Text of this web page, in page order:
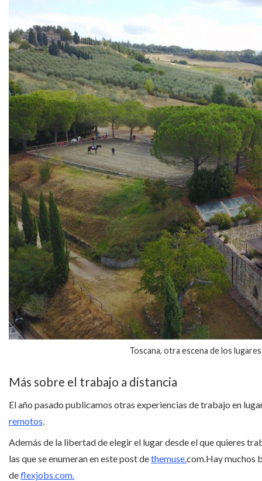
Toscana, otra escena de los
Más sobre el trabajo a distancia
El año pasado publicamos otras experiencias de trabajo en
remotos
Además de la libertad de elegir el lugar desde el que quieres
las que se enumeran en este post dethemuse.com.Hay muchos
deflexjobs.com.